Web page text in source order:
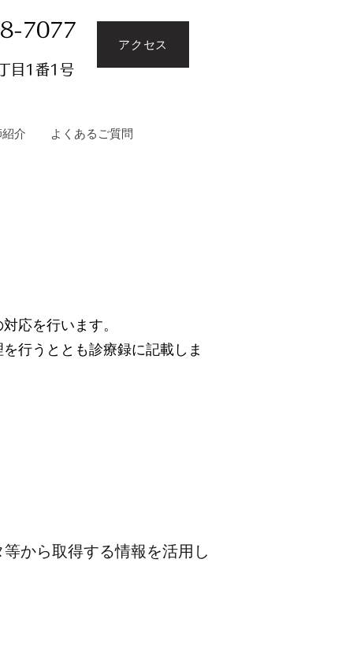
7077
目1番1号
アクセス
介 よくあるご質問
応を行います。
行うととも診療録に記載しま
から取得する情報を活用し